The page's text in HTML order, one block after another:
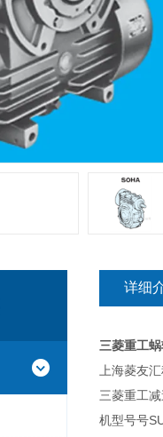
详细
三菱重工
上海菱友
三菱重工
机型号号